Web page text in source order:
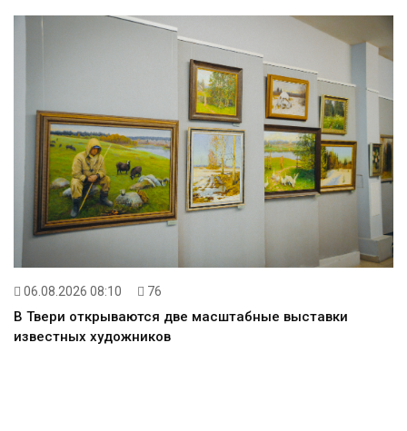
06.08.2026 08:10 76
В Твери открываются две масштабные выставки
известных художников